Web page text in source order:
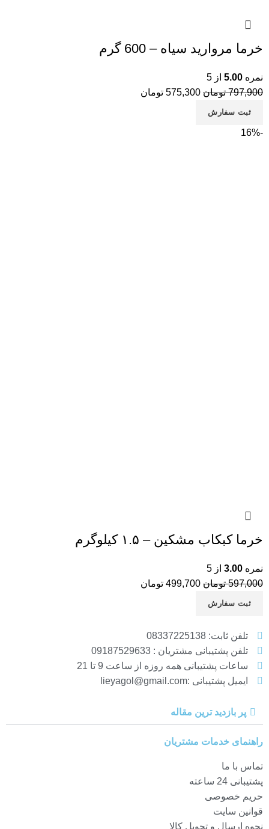
خرما مروارید سیاه – 600 گرم
نمره 5.00 از 5
797,900 تومان 575,300 تومان
ثبت سفارش
-16%
خرما کبکاب مشکین – ۱.۵ کیلوگرم
نمره 3.00 از 5
597,000 تومان 499,700 تومان
ثبت سفارش
تلفن ثابت: 08337225138
تلفن پشتیبانی مشتریان : 09187529633
ساعات پشتیبانی همه روزه از ساعت 9 تا 21
ایمیل پشتیبانی :lieyagol@gmail.com
پر بازدید ترین مقاله
راهنمای خدمات مشتریان
تماس با ما
پشتیبانی 24 ساعته
حریم خصوصی
قوانین سایت
نحوه ارسال و تحویل کالا